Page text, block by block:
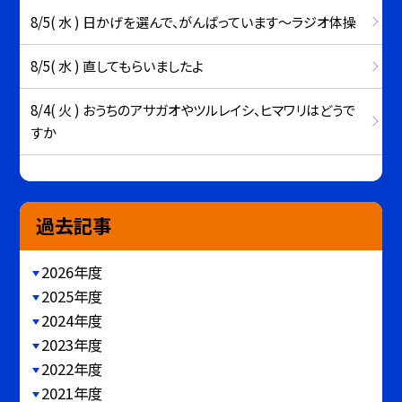
8/5( 水 ) 日かげを選んで、がんばっています～ラジオ体操
8/5( 水 ) 直してもらいましたよ
8/4( 火 ) おうちのアサガオやツルレイシ、ヒマワリはどうで
すか
過去記事
2026年度
2025年度
2024年度
2023年度
2022年度
2021年度